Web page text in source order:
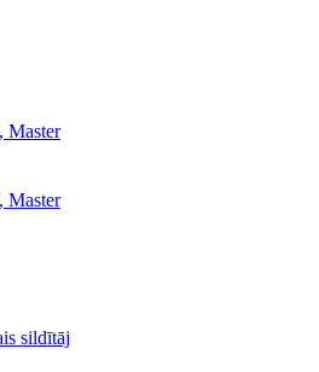
Master
Master
sildītāj